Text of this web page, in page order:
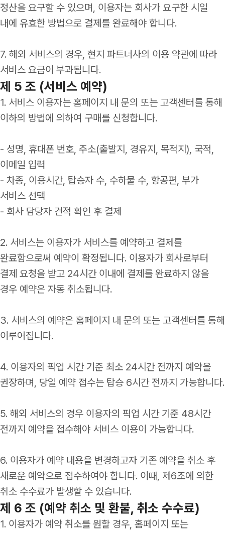
정산을 요구할 수 있으며, 이용자는 회사가 요구한 시일
내에 유효한 방법으로 결제를 완료해야 합니다.
7. 해외 서비스의 경우, 현지 파트너사의 이용 약관에 따라
서비스 요금이 부과됩니다.
제 5 조 (서비스 예약)
1. 서비스 이용자는 홈페이지 내 문의 또는 고객센터를 통해
이하의 방법에 의하여 구매를 신청합니다.
- 성명, 휴대폰 번호, 주소(출발지, 경유지, 목적지), 국적,
이메일 입력
- 차종, 이용시간, 탑승자 수, 수하물 수, 항공편, 부가
서비스 선택
- 회사 담당자 견적 확인 후 결제
2. 서비스는 이용자가 서비스를 예약하고 결제를
완료함으로써 예약이 확정됩니다. 이용자가 회사로부터
결제 요청을 받고 24시간 이내에 결제를 완료하지 않을
경우 예약은 자동 취소됩니다.
3. 서비스의 예약은 홈페이지 내 문의 또는 고객센터를 통해
이루어집니다.
4. 이용자의 픽업 시간 기준 최소 24시간 전까지 예약을
권장하며, 당일 예약 접수는 탑승 6시간 전까지 가능합니다.
5. 해외 서비스의 경우 이용자의 픽업 시간 기준 48시간
전까지 예약을 접수해야 서비스 이용이 가능합니다.
6. 이용자가 예약 내용을 변경하고자 기존 예약을 취소 후
새로운 예약으로 접수하여야 합니다. 이때, 제6조에 의한
취소 수수료가 발생할 수 있습니다.
제 6 조 (예약 취소 및 환불, 취소 수수료)
1. 이용자가 예약 취소를 원할 경우, 홈페이지 또는